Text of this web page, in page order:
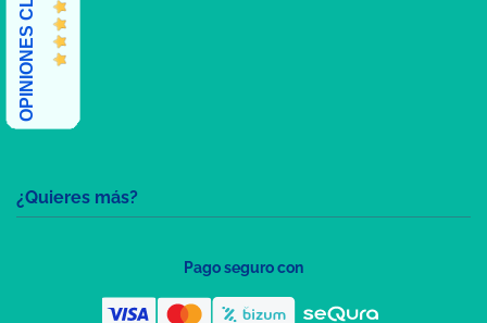
¿Quieres más?
Pago seguro con